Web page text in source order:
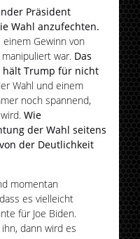
Präsident
Wahl anzufechten.
einem Gewinn von
manipuliert war. Das
hält Trump für nicht
Wahl und einem
noch spannend,
wird.Wie
der Wahl seitens
der Deutlichkeit
momentan
es vielleicht
für Joe Biden.
dann wird es